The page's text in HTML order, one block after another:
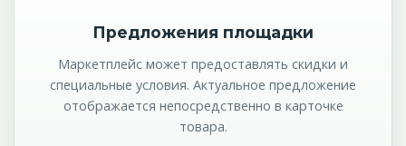
Предложения площадки
Маркетплейс может предоставлять скидки и
специальные условия. Актуальное предложение
отображается непосредственно в карточке
товара.